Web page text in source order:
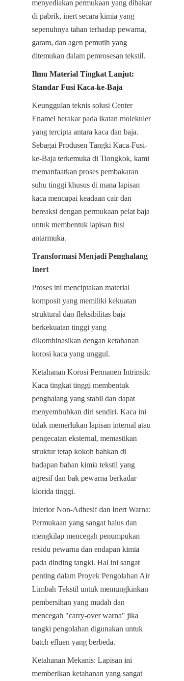
menyediakan permukaan yang dibakar
di pabrik, inert secara kimia yang
sepenuhnya tahan terhadap pewarna,
garam, dan agen pemutih yang
ditemukan dalam pemrosesan tekstil.
Ilmu Material Tingkat Lanjut:
Standar Fusi Kaca-ke-Baja
Keunggulan teknis solusi Center
Enamel berakar pada ikatan molekuler
yang tercipta antara kaca dan baja.
Sebagai Produsen Tangki Kaca-Fusi-
ke-Baja terkemuka di Tiongkok, kami
memanfaatkan proses pembakaran
suhu tinggi khusus di mana lapisan
kaca mencapai keadaan cair dan
bereaksi dengan permukaan pelat baja
untuk membentuk lapisan fusi
antarmuka.
Transformasi Menjadi Penghalang
Inert
Proses ini menciptakan material
komposit yang memiliki kekuatan
struktural dan fleksibilitas baja
berkekuatan tinggi yang
dikombinasikan dengan ketahanan
korosi kaca yang unggul.
Ketahanan Korosi Permanen Intrinsik:
Kaca tingkat tinggi membentuk
penghalang yang stabil dan dapat
menyembuhkan diri sendiri. Kaca ini
tidak memerlukan lapisan internal atau
pengecatan eksternal, memastikan
struktur tetap kokoh bahkan di
hadapan bahan kimia tekstil yang
agresif dan bak pewarna berkadar
klorida tinggi.
Interior Non-Adhesif dan Inert Warna:
Permukaan yang sangat halus dan
mengkilap mencegah penumpukan
residu pewarna dan endapan kimia
pada dinding tangki. Hal ini sangat
penting dalam Proyek Pengolahan Air
Limbah Tekstil untuk memungkinkan
pembersihan yang mudah dan
mencegah "carry-over warna" jika
tangki pengolahan digunakan untuk
batch efluen yang berbeda.
Ketahanan Mekanis: Lapisan ini
memberikan ketahanan yang sangat